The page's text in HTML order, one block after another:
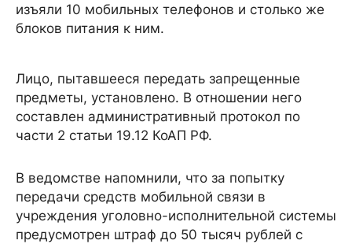
изъяли 10 мобильных телефонов и столько же
блоков питания к ним.
Лицо, пытавшееся передать запрещенные
предметы, установлено. В отношении него
составлен административный протокол по
части 2 статьи 19.12 КоАП РФ.
В ведомстве напомнили, что за попытку
передачи средств мобильной связи в
учреждения уголовно-исполнительной системы
предусмотрен штраф до 50 тысяч рублей с